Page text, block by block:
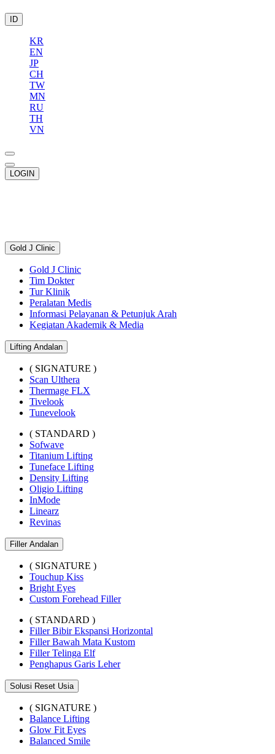
ID
KR
EN
JP
CH
TW
MN
RU
TH
VN
LOGIN
Gold J Clinic
Gold J Clinic
Tim Dokter
Tur Klinik
Peralatan Medis
Informasi Pelayanan & Petunjuk Arah
Kegiatan Akademik & Media
Lifting Andalan
( SIGNATURE )
Scan Ulthera
Thermage FLX
Tivelook
Tunevelook
( STANDARD )
Sofwave
Titanium Lifting
Tuneface Lifting
Density Lifting
Oligio Lifting
InMode
Linearz
Revinas
Filler Andalan
( SIGNATURE )
Touchup Kiss
Bright Eyes
Custom Forehead Filler
( STANDARD )
Filler Bibir Ekspansi Horizontal
Filler Bawah Mata Kustom
Filler Telinga Elf
Penghapus Garis Leher
Solusi Reset Usia
( SIGNATURE )
Balance Lifting
Glow Fit Eyes
Balanced Smile